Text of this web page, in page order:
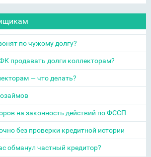
по чужому долгу?
продавать долги коллекторам?
— что делать?
на законность действий по ФССП
без проверки кредитной истории
обманул частный кредитор?